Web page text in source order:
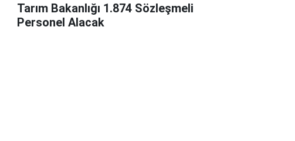
Tarım Bakanlığı 1.874 Sözleşmeli
Personel Alacak